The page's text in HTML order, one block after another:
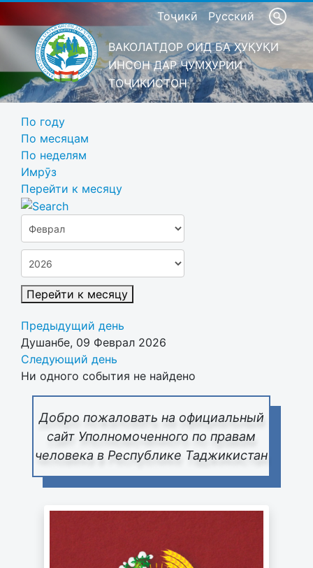
Тоҷикӣ Русский
ВАКОЛАТДОР ОИД БА ҲУҚУҚИ
ИНСОН ДАР ҶУМҲУРИИ
ТОҶИКИСТОН
Добро пожаловать на официальный
сайт Уполномоченного по правам
человека в Республике Таджикистан
По году
По месяцам
По неделям
Имрӯз
Перейти к месяцу
Перейти к месяцу
Предыдущий день
Душанбе, 09 Феврал 2026
Следующий день
Ни одного события не найдено